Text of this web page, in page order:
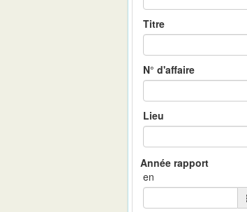
Titre
N° d'affaire
Lieu
en